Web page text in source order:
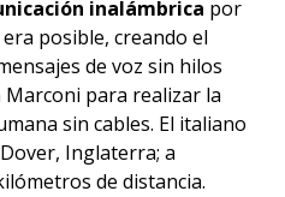
inalámbrica por
posible, creando el
de voz sin hilos
para realizar la
sin cables. El italiano
Inglaterra; a
de distancia.